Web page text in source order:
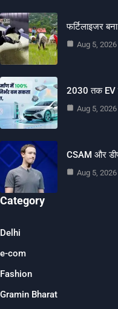
फर्टिलाइजर
Aug 5, 2026
2030 तक EV
Aug 5, 2026
CSAM और
Aug 5, 2026
Category
Delhi
e-com
Fashion
Gramin Bharat